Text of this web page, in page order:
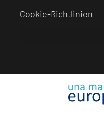
Cookie-Richtlinien